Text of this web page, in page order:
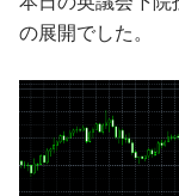
の展開でした。